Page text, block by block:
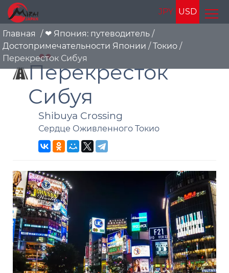
JPY USD
Главная / ❤ Япония: путеводитель /
Достопримечательности Японии / Токио /
Перекресток Сибуя
Перекресток
Сибуя
Shibuya Crossing
Сердце Оживленного Токио